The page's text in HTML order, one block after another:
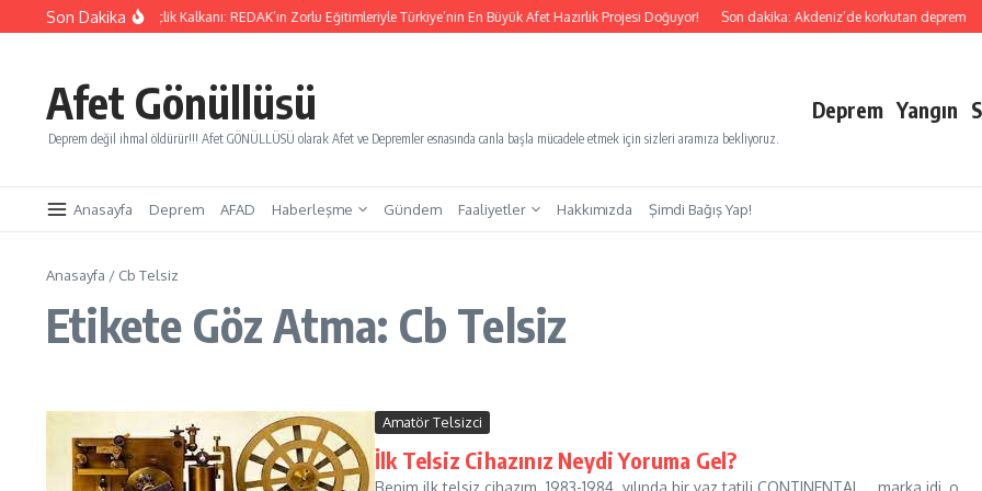
İçeriğe atlaSon Dakika
Yarınları Kurtaracak Gençlik Kalkanı: REDAK’ın Zorlu Eğitimleriyle Türkiye’nin En Büyük Afet Hazırlık Projesi Doğuyor! Son dakika: Akdeniz’de korkutan deprem
Afet Gönüllüsü
Deprem değil ihmal öldürür!!! Afet GÖNÜLLÜSÜ olarak Afet ve Depremler esnasında canla başla mücadele etmek için sizleri aramıza bekliyoruz.
Deprem Yangın
Anasayfa Deprem AFAD Haberleşme Gündem Faaliyetler Hakkımızda Şimdi Bağış Yap!
Anasayfa / Cb Telsiz
Etikete Göz Atma: Cb Telsiz
Amatör Telsizci
İlk Telsiz Cihazınız Neydi Yoruma Gel?
Benim ilk telsiz cihazım 1983-1984 yılında bir yaz tatili CONTINENTAL marka idi, o